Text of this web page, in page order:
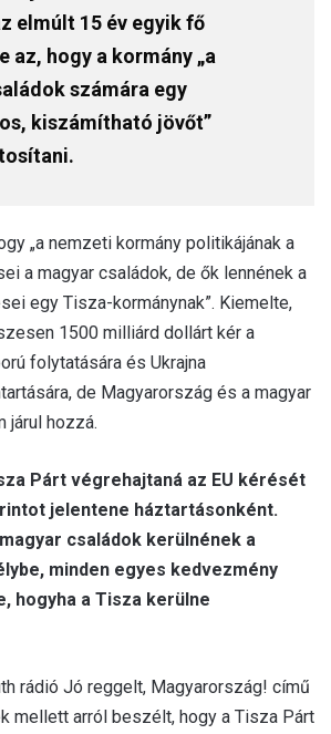
elmúlt 15 év egyik fő
az, hogy a kormány „a
számára egy
kiszámítható jövőt”
„a nemzeti kormány politikájának a
a magyar családok, de ők lennének a
egy Tisza-kormánynak”. Kiemelte,
1500 milliárd dollárt kér a
folytatására és Ukrajna
de Magyarország és a magyar
járul hozzá.
Párt végrehajtaná az EU kérését
jelentene háztartásonként.
családok kerülnének a
minden egyes kedvezmény
hogyha a Tisza kerülne
rádió Jó reggelt, Magyarország! című
mellett arról beszélt, hogy a Tisza Párt